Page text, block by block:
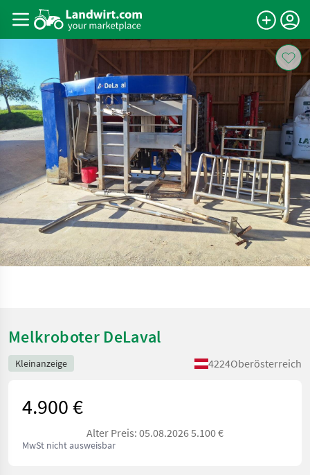
Melkroboter DeLaval
Kleinanzeige 4224Oberösterreich
4.900 €
Alter Preis: 05.08.2026 5.100 €
MwSt nicht ausweisbar